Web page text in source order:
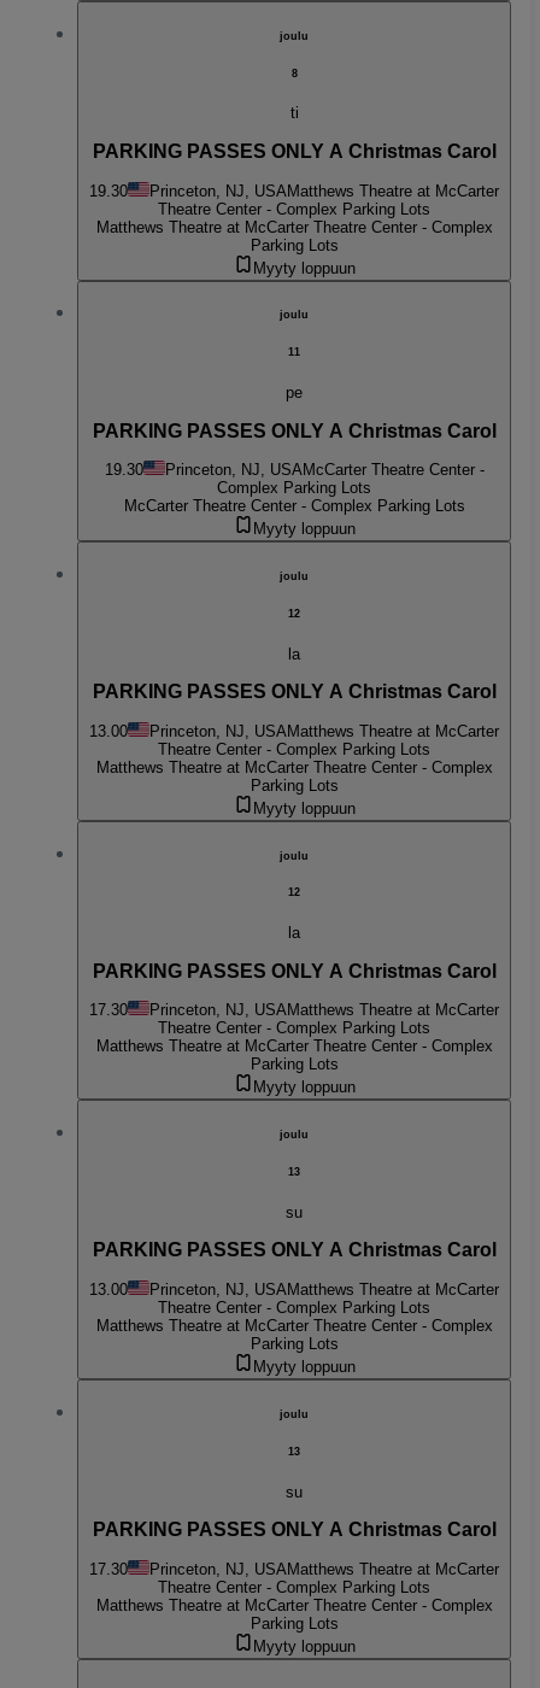
joulu
8
ti
PARKING PASSES ONLY A Christmas Carol
19.30 Princeton, NJ, USAMatthews Theatre at McCarter
Theatre Center - Complex Parking Lots
Matthews Theatre at McCarter Theatre Center - Complex
Parking Lots
Myyty loppuun
joulu
11
pe
PARKING PASSES ONLY A Christmas Carol
19.30 Princeton, NJ, USAMcCarter Theatre Center -
Complex Parking Lots
McCarter Theatre Center - Complex Parking Lots
Myyty loppuun
joulu
12
la
PARKING PASSES ONLY A Christmas Carol
13.00 Princeton, NJ, USA Matthews Theatre at McCarter
Theatre Center - Complex Parking Lots
Matthews Theatre at McCarter Theatre Center - Complex
Parking Lots
Myyty loppuun
joulu
12
la
PARKING PASSES ONLY A Christmas Carol
17.30 Princeton, NJ, USAMatthews Theatre at McCarter
Theatre Center - Complex Parking Lots
Matthews Theatre at McCarter Theatre Center - Complex
Parking Lots
Myyty loppuun
joulu
13
su
PARKING PASSES ONLY A Christmas Carol
13.00 Princeton, NJ, USAMatthews Theatre at McCarter
Theatre Center - Complex Parking Lots
Matthews Theatre at McCarter Theatre Center - Complex
Parking Lots
Myyty loppuun
joulu
13
su
PARKING PASSES ONLY A Christmas Carol
17.30 Princeton, NJ, USAMatthews Theatre at McCarter
Theatre Center - Complex Parking Lots
Matthews Theatre at McCarter Theatre Center - Complex
Parking Lots
Myyty loppuun